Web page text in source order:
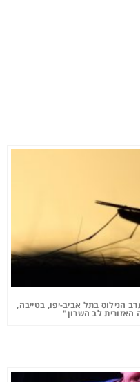
הנילוס בתל אביב-יפו, בטייבה,
האזורית לב השרון"